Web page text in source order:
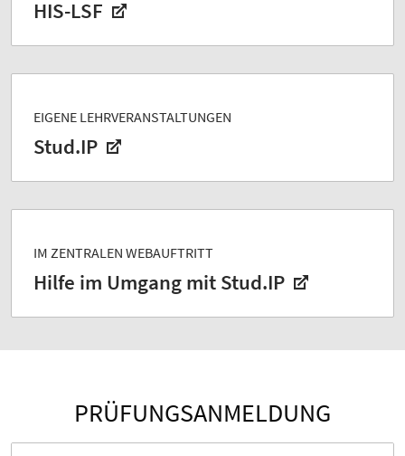
HIS-LSF
EIGENE LEHRVERANSTALTUNGEN
Stud.IP
IM ZENTRALEN WEBAUFTRITT
Hilfe im Umgang mit Stud.IP
PRÜFUNGSANMELDUNG